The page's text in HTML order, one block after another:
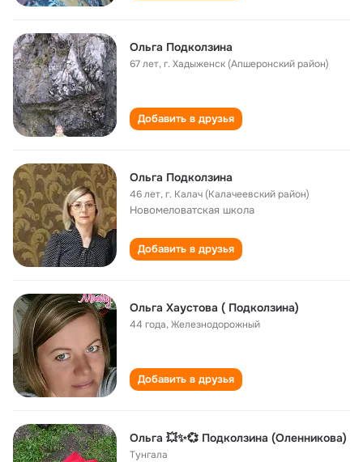
Ольга Подколзина
67 лет,г. Хадыженск (Апшеронский район)
Добавить в друзья
Ольга Подколзина
46 лет,г. Калач (Калачеевский район)
Новомеловатская школа
Добавить в друзья
Ольга Хаустова ( Подколзина)
44 года,Железнодорожный
Добавить в друзья
Ольга 💥✨️💞 Подколзина (Оленникова)
Тунгала